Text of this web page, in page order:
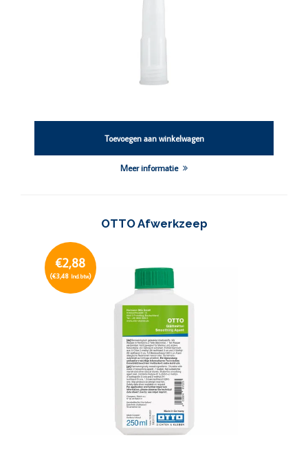
Toevoegen aan winkelwagen
Meer informatie
OTTO Afwerkzeep
€2,88
(€3,48 Incl. btw)